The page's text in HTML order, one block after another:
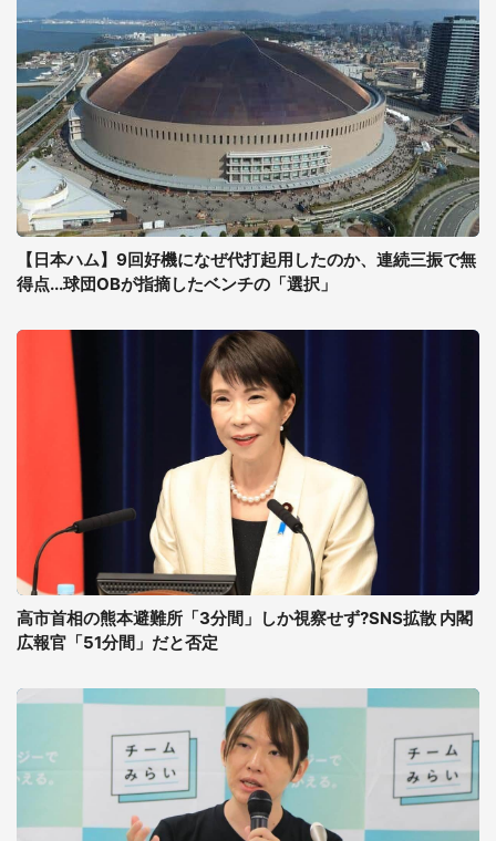
【日本ハム】9回好機になぜ代打起用したのか、連続三振で無
得点...球団OBが指摘したベンチの「選択」
高市首相の熊本避難所「3分間」しか視察せず?SNS拡散 内閣
広報官「51分間」だと否定